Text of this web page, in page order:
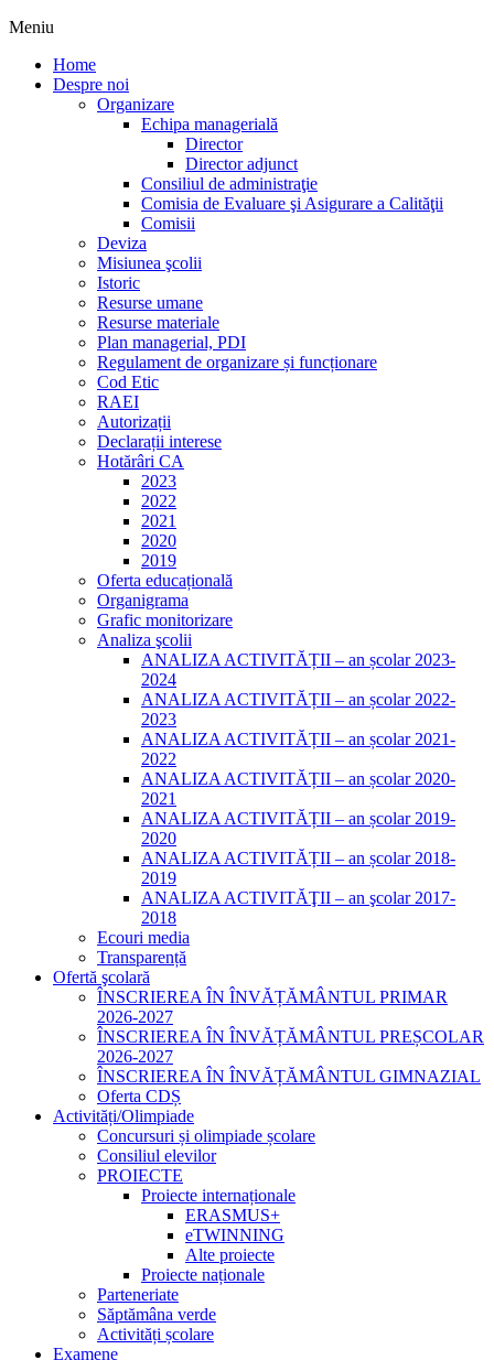
Meniu
Home
Despre noi
Organizare
Echipa managerială
Director
Director adjunct
Consiliul de administraţie
Comisia de Evaluare şi Asigurare a Calităţii
Comisii
Deviza
Misiunea şcolii
Istoric
Resurse umane
Resurse materiale
Plan managerial, PDI
Regulament de organizare și funcționare
Cod Etic
RAEI
Autorizații
Declarații interese
Hotărâri CA
2023
2022
2021
2020
2019
Oferta educațională
Organigrama
Grafic monitorizare
Analiza şcolii
ANALIZA ACTIVITĂȚII – an școlar 2023-
2024
ANALIZA ACTIVITĂȚII – an școlar 2022-
2023
ANALIZA ACTIVITĂȚII – an școlar 2021-
2022
ANALIZA ACTIVITĂȚII – an școlar 2020-
2021
ANALIZA ACTIVITĂȚII – an școlar 2019-
2020
ANALIZA ACTIVITĂȚII – an școlar 2018-
2019
ANALIZA ACTIVITĂŢII – an şcolar 2017-
2018
Ecouri media
Transparență
Ofertă şcolară
ÎNSCRIEREA ÎN ÎNVĂȚĂMÂNTUL PRIMAR
2026-2027
ÎNSCRIEREA ÎN ÎNVĂȚĂMÂNTUL PREȘCOLAR
2026-2027
ÎNSCRIEREA ÎN ÎNVĂȚĂMÂNTUL GIMNAZIAL
Oferta CDȘ
Activități/Olimpiade
Concursuri și olimpiade școlare
Consiliul elevilor
PROIECTE
Proiecte internaționale
ERASMUS+
eTWINNING
Alte proiecte
Proiecte naționale
Parteneriate
Săptămâna verde
Activități școlare
Examene